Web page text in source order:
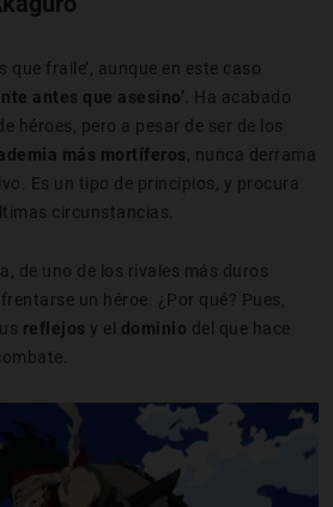
que fraile’, aunque en este caso
antes que asesino’ . Ha acabado
héroes, pero a pesar de ser de los
más mortíferos , nunca derrama
Es un tipo de principios, y procura
circunstancias.
de uno de los rivales más duros
un héroe. ¿Por qué? Pues,
reflejos y el dominio del que hace